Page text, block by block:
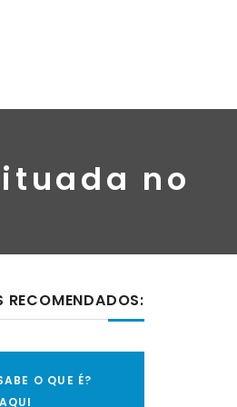
no
RECOMENDADOS:
O QUE É?